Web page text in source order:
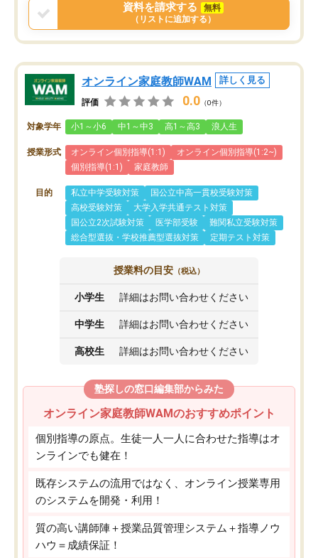
資料を請求する
無料
（リストに追加する）
オンライン家庭教師WAM 詳しく見る
評価 0.0 （0件）
対象学年 小1～小6 中1～中3 高1～高3 浪人生
授業形式 オンライン個別指導(1:1)
オンライン個別指導(1:2~)
個別指導(1:1)
家庭教師
目的 私立中学受験対策
国公立中高一貫校受験対策
高校受験対策
大学入学共通テスト対策
国公立2次試験対策
医学部受験
難関私立受験対策
総合型選抜・学校推薦型選抜対策
定期テスト対策
授業料の目安 （税込）
小学生 詳細はお問い合わせください
中学生 詳細はお問い合わせください
高校生 詳細はお問い合わせください
塾探しの窓口編集部からみた
オンライン家庭教師WAMのおすすめポイント
個別指導の原点。生徒一人一人に合わせた指導はオ
ンラインでも健在！
既存システムの流用ではなく、オンライン授業専用
のシステムを開発・利用！
質の高い講師陣＋授業品質管理システム＋指導ノウ
ハウ＝成績保証！